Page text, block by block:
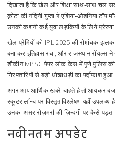
दिखाता है कि खेल और शिक्षा साथ‑साथ
क़ोटा की नंदिनी गुप्ता ने एशिया‑ओशनिया टॉप
उनकी कहानी कई युवा लड़कियों के लिये
खेल प्रेमियों को IPL 2025 की रोमांचक
बना कर इतिहास रचा, और राजस्थान रॉयल्स
शौकीन MPSC पेपर लीक केस में पुणे पुलिस की
गिरफ्तारियों से बड़ी धोखाधड़ी का पर्दाफाश हुआ।
अगर आप आर्थिक खबरें चाहते हैं तो आयकर
स्कूटर लॉन्च पर विस्तृत विश्लेषण यहाँ
उनका असर रोज़मर्रा की ज़िन्दगी पर कैसे
नवीनतम अपडेट